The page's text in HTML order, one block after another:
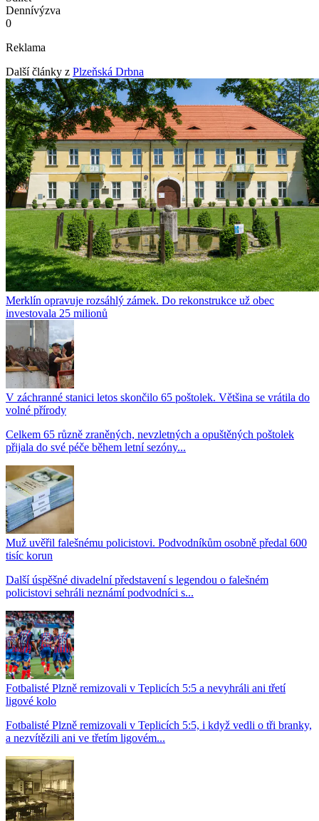
Dennívýzva
0
Reklama
Další články z Plzeňská Drbna
Merklín opravuje rozsáhlý zámek. Do rekonstrukce už obec
investovala 25 milionů
V záchranné stanici letos skončilo 65 poštolek. Většina se vrátila do
volné přírody
Celkem 65 různě zraněných, nevzletných a opuštěných poštolek
přijala do své péče během letní sezóny...
Muž uvěřil falešnému policistovi. Podvodníkům osobně předal 600
tisíc korun
Další úspěšné divadelní představení s legendou o falešném
policistovi sehráli neznámí podvodníci s...
Fotbalisté Plzně remizovali v Teplicích 5:5 a nevyhráli ani třetí
ligové kolo
Fotbalisté Plzně remizovali v Teplicích 5:5, i když vedli o tři branky,
a nezvítězili ani ve třetím ligovém...